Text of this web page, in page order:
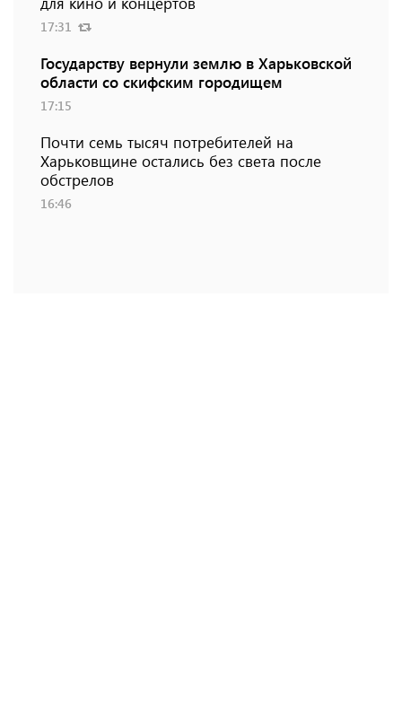
17:31
Государству вернули землю в Харьковской
области со скифским городищем
17:15
Почти семь тысяч потребителей на
Харьковщине остались без света после
обстрелов
16:46